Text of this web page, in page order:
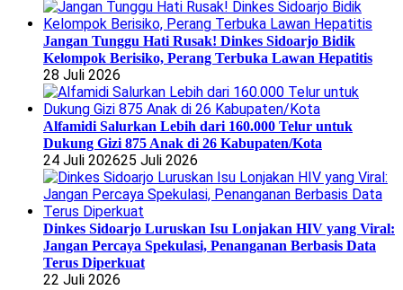
Jangan Tunggu Hati Rusak! Dinkes Sidoarjo Bidik
Kelompok Berisiko, Perang Terbuka Lawan Hepatitis
28 Juli 2026
Alfamidi Salurkan Lebih dari 160.000 Telur untuk
Dukung Gizi 875 Anak di 26 Kabupaten/Kota
24 Juli 202625 Juli 2026
Dinkes Sidoarjo Luruskan Isu Lonjakan HIV yang Viral:
Jangan Percaya Spekulasi, Penanganan Berbasis Data
Terus Diperkuat
22 Juli 2026